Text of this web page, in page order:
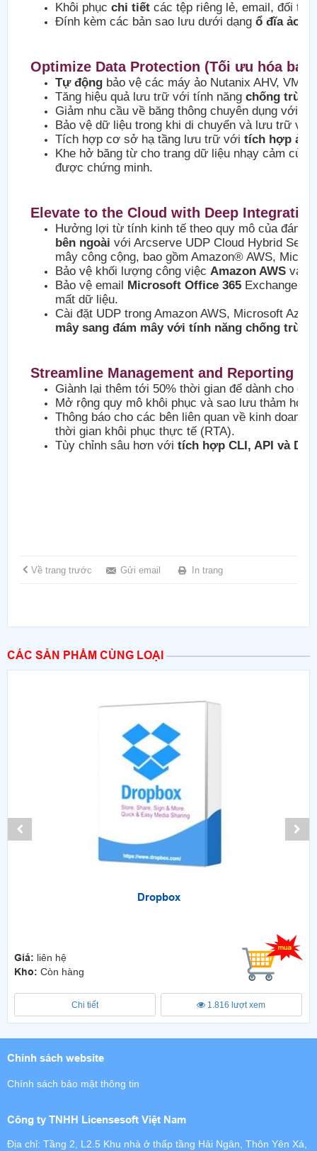
Khôi phục chi tiếtcác tệp riêng lẻ, email, đối
Đính kèm các bản sao lưu dưới dạngổ đĩa ảo
Optimize Data Protection (Tối ưu hóa
Tự độngbảo vệ các máy ảo Nutanix AHV,
Tăng hiệu quả lưu trữ với tính năng chống
Giảm nhu cầu về băng thông chuyên dụng với
Bảo vệ dữ liệu trong khi di chuyển và lưu trữ với
Tích hợp cơ sở hạ tầng lưu trữ với tích hợp
Khe hở băng từ cho trang dữ liệu nhạy cảm của
được chứng minh.
Elevate to the Cloud with Deep
Hưởng lợi từ tính kinh tế theo quy mô của đám
bên ngoài với Arcserve UDP Cloud Hybrid
mây công cộng, bao gồm Amazon® AWS,
Bảo vệ khối lượng công việc Amazon AWSvà
Bảo vệ email Microsoft Office 365Exchange
mất dữ liệu.
Cài đặt UDP trong Amazon AWS, Microsoft
mây sang đám mây với tính năng chống trùng
Streamline Management and Reporting
Giành lại thêm tới 50% thời gian để dành cho
Mở rộng quy mô khôi phục và sao lưu thảm
Thông báo cho các bên liên quan về kinh doanh
thời gian khôi phục thực tế (RTA).
Tùy chỉnh sâu hơn với tích hợp CLI, API và DB
Về trang trước Gửi email In trang
CÁC SẢN PHẨM CÙNG LOẠI
Dropbox
Giá: liên hệ
Kho: Còn hàng
Chi tiết 1.816 lượt xem
Công ty TNHH Licensesoft Việt Nam
Địa chỉ: Tầng 2, L2.5 Khu nhà ở thấp tầng Hải Ngân, Thôn Yên Xá,
Chính sách website
Chính sách bảo mật thông tin